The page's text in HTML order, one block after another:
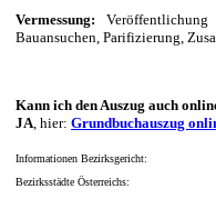
Vermessung:
Bauansuchen, Parifizierung,
Kann ich den Auszug auch
JA, hier: Grundbuchauszug
Informationen Bezirksgericht:
Bezirksstädte Österreichs: